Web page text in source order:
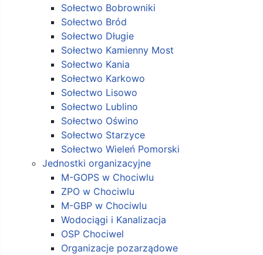
Sołectwo Bobrowniki
Sołectwo Bród
Sołectwo Długie
Sołectwo Kamienny Most
Sołectwo Kania
Sołectwo Karkowo
Sołectwo Lisowo
Sołectwo Lublino
Sołectwo Oświno
Sołectwo Starzyce
Sołectwo Wieleń Pomorski
Jednostki organizacyjne
M-GOPS w Chociwlu
ZPO w Chociwlu
M-GBP w Chociwlu
Wodociągi i Kanalizacja
OSP Chociwel
Organizacje pozarządowe